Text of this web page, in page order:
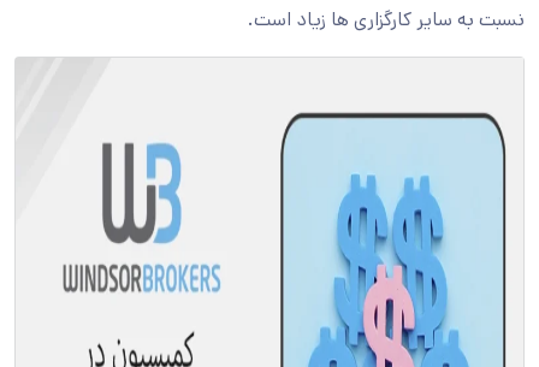
نسبت به سایر کارگزاری ها زیاد است.